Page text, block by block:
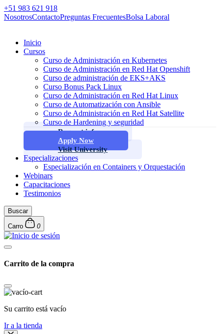
+51 983 621 918
NosotrosContactoPreguntas FrecuentesBolsa Laboral
Inicio
Cursos
Curso de Administración en Kubernetes
Curso de Administración en Red Hat Openshift
Curso de administración de EKS+AKS
Curso Bonus Pack Linux
Curso de Administración en Red Hat Linux
Curso de Automatización con Ansible
Curso de Administración en Red Hat Satellite
Curso de Hardening y seguridad
Request info
Apply Now
Visit University
Especializaciones
Especialización en Containers y Orquestación
Webinars
Capacitaciones
Testimonios
Buscar
Carro 0
Carrito de la compra
Su carrito está vacío
Ir a la tienda